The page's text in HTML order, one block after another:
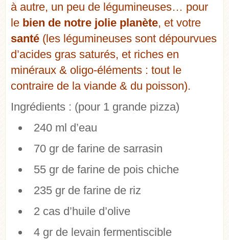
à autre, un peu de légumineuses… pour
le bien de notre jolie planète, et votre
santé (les légumineuses sont dépourvues
d’acides gras saturés, et riches en
minéraux & oligo-éléments : tout le
contraire de la viande & du poisson).
Ingrédients : (pour 1 grande pizza)
240 ml d’eau
70 gr de farine de sarrasin
55 gr de farine de pois chiche
235 gr de farine de riz
2 cas d’huile d’olive
4 gr de levain fermentiscible